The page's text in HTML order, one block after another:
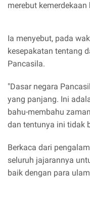
merebut
Ia menyebut, pada
kesepakatan tentang
Pancasila.
"Dasar negara
yang panjang. Ini
bahu-membahu
dan tentunya ini tidak
Berkaca dari
seluruh jajarannya
baik dengan para